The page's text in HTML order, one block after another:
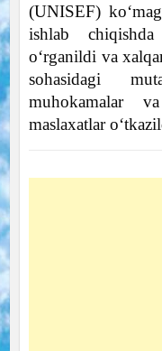
(UNISЕF)
ishlab
o‘rganildi va
sohasidagi
muhokamalar
maslaxatlar